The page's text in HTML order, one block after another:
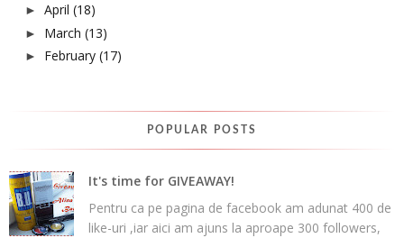
► April (18)
► March (13)
► February (17)
POPULAR POSTS
It's time for GIVEAWAY!
Pentru ca pe pagina de facebook am adunat 400 de
like-uri ,iar aici am ajuns la aproape 300 followers,